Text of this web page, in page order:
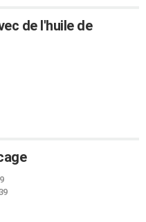
de l'huile de